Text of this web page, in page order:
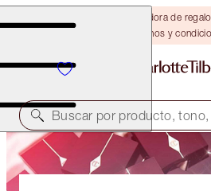
Obtén una brocha bronceadora de
términos y
Buscar por producto,